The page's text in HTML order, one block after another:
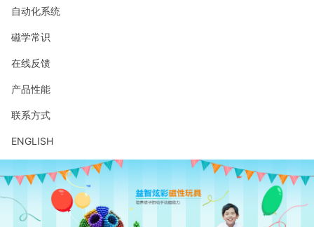
自动化系统
磁学常识
在线反馈
产品性能
联系方式
ENGLISH